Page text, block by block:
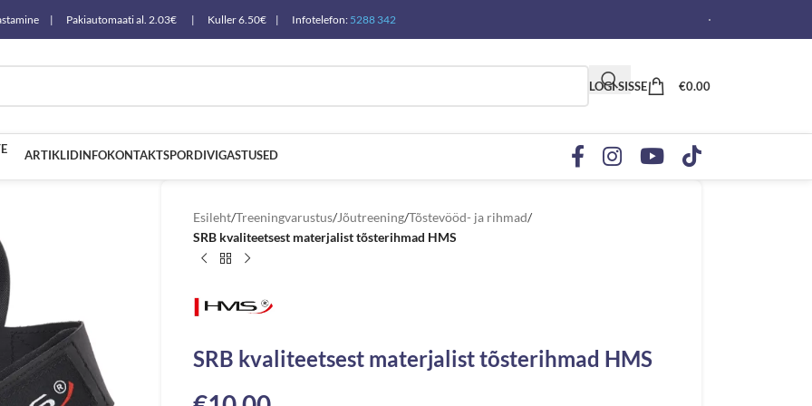
tagastamine | Pakiautomaati al. 2.03€ | Kuller 6.50€ | Infotelefon: 5288 342
LOGI SISSE €0.00
ARTIKLIDINFOKONTAKTSPORDIVIGASTUSED
Esileht/Treeningvarustus/Jõutreening/Tõstevööd- ja rihmad/
SRB kvaliteetsest materjalist tõsterihmad HMS
SRB kvaliteetsest materjalist tõsterihmad HMS